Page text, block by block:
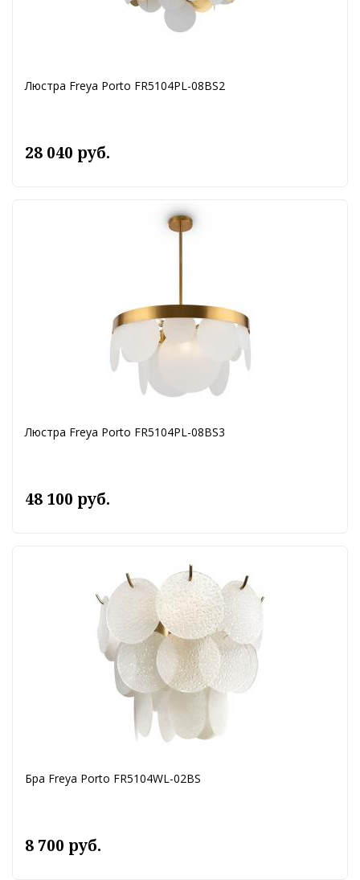
Люстра Freya Porto FR5104PL-08BS2
28 040 руб.
Люстра Freya Porto FR5104PL-08BS3
48 100 руб.
Бра Freya Porto FR5104WL-02BS
8 700 руб.